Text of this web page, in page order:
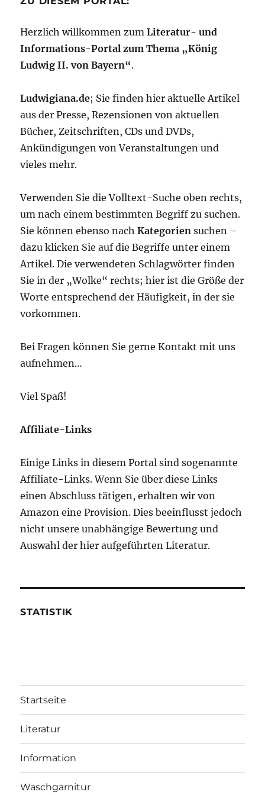
Herzlich willkommen zumLiteratur- und
Informations-Portal zum Thema „König
Ludwig II. von Bayern“.
Ludwigiana.de; Sie finden hier aktuelle Artikel
aus der Presse, Rezensionen von aktuellen
Bücher, Zeitschriften, CDs und DVDs,
Ankündigungen von Veranstaltungen und
vieles mehr.
Verwenden Sie die Volltext-Suche oben rechts,
um nach einem bestimmten Begriff zu suchen.
Sie können ebenso nachKategorien suchen –
dazu klicken Sie auf die Begriffe unter einem
Artikel. Die verwendeten Schlagwörter finden
Sie in der „Wolke“ rechts; hier ist die Größe der
Worte entsprechend der Häufigkeit, in der sie
vorkommen.
Bei Fragen können Sie gerne Kontakt mit uns
aufnehmen…
Viel Spaß!
Affiliate-Links
Einige Links in diesem Portal sind sogenannte
Affiliate-Links. Wenn Sie über diese Links
einen Abschluss tätigen, erhalten wir von
Amazon eine Provision. Dies beeinflusst jedoch
nicht unsere unabhängige Bewertung und
Auswahl der hier aufgeführten Literatur.
STATISTIK
Startseite
Literatur
Information
Waschgarnitur